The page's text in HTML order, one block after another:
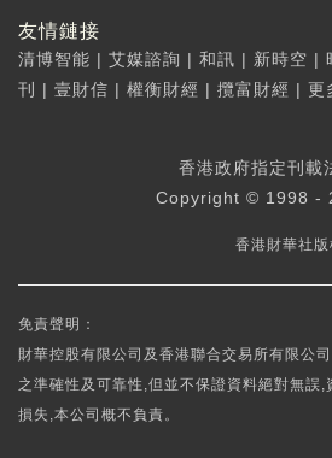
友情鏈接
清博智能 | 艾媒諮詢 | 和訊 | 新時空 |
刊
| 壹財信 | 權衡財經 | 攬富財經 | 更
香港政府指定刊載
Copyright © 1998 -
香港財華社版
免責聲明：
財華控股有限公司及香港聯合交易所有限公
之準確性及可靠性,但並不保證資料絕對無誤,
損失,本公司概不負責。